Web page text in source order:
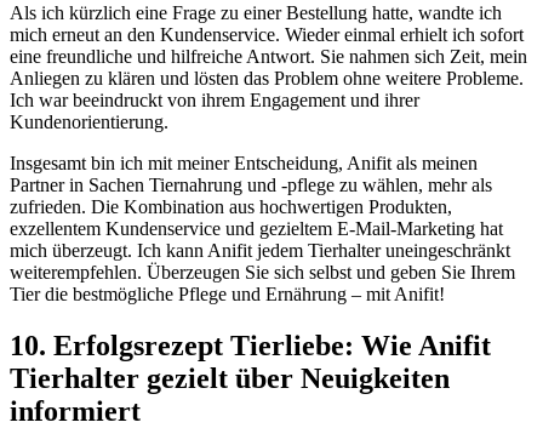
Als ich⁣ kürzlich eine Frage zu einer ⁣Bestellung hatte, wandte ich
mich erneut an den Kundenservice. Wieder einmal erhielt ⁤ich sofort
⁣eine freundliche und hilfreiche Antwort. Sie ‍nahmen sich Zeit, mein​
Anliegen ⁣zu klären‌ und lösten das Problem ohne weitere ⁣Probleme.
Ich war beeindruckt von ihrem Engagement und ihrer‌
Kundenorientierung.
Insgesamt ⁣bin ich⁢ mit ⁤meiner ⁤Entscheidung, Anifit als meinen
Partner ‌in ​Sachen Tiernahrung ⁤und ‌-pflege zu​ wählen, mehr als‍
zufrieden. Die Kombination⁢ aus hochwertigen Produkten,
exzellentem Kundenservice und gezieltem E-Mail-Marketing hat
mich überzeugt. Ich kann Anifit jedem ​Tierhalter uneingeschränkt
weiterempfehlen. Überzeugen Sie sich selbst und geben‌ Sie Ihrem
Tier die bestmögliche Pflege und Ernährung – mit Anifit!
10. Erfolgsrezept Tierliebe: Wie Anifit‌
Tierhalter gezielt über Neuigkeiten
informiert